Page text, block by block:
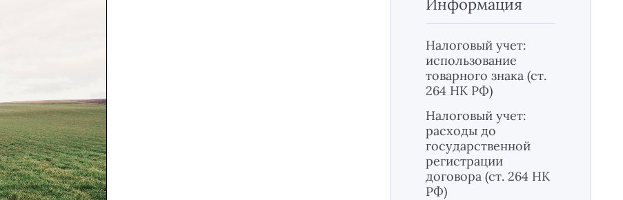
Информация
Налоговый учет:
использование
товарного знака (ст.
264 НК РФ)
Налоговый учет:
расходы до
государственной
регистрации
договора (ст. 264 НК
РФ)